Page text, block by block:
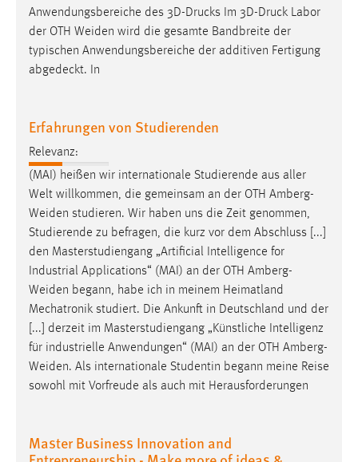
abgedeckt. In
Erfahrungen von Studierenden
(MAI) heißen wir internationale Studierende aus aller
Welt willkommen, die gemeinsam an der OTH
Weidenstudieren. Wir haben uns die Zeit genommen,
Studierende zu befragen, die kurz vor dem Abschluss [...]
den Masterstudiengang „Artificial Intelligence for
Industrial Applications“ (MAI) an der OTH Amberg-
Weidenbegann, habe ich in meinem Heimatland
Mechatronik studiert. Die Ankunft in Deutschland und der
[...] derzeit im Masterstudiengang „Künstliche Intelligenz
für industrielle Anwendungen“ (MAI) an der OTH
Weiden. Als internationale Studentin begann meine Reise
sowohl mit Vorfreude als auch mit Herausforderungen
Master Business Innovation and
Relevanz:
Zugriffsstatistik
Cookie Laufzeit:
Max. 13 Monate
MARKETING
verwendet, um personalisierte Werbung anzuzeigen.
Sie tun dies, indem sie Besucher über Websites
hinweg verfolgen.
Google Ads
Name:
_gcl_au
Anbieter:
Zweck:
Conversion-Tracking